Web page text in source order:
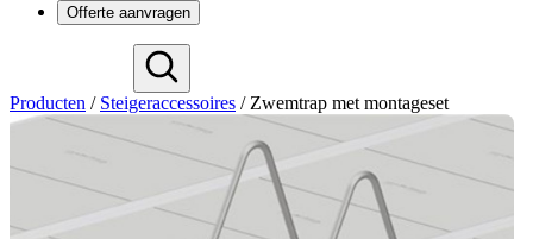
Offerte aanvragen
Deutsch
English
Français
Svenska
Producten / Steigeraccessoires / Zwemtrap met montageset